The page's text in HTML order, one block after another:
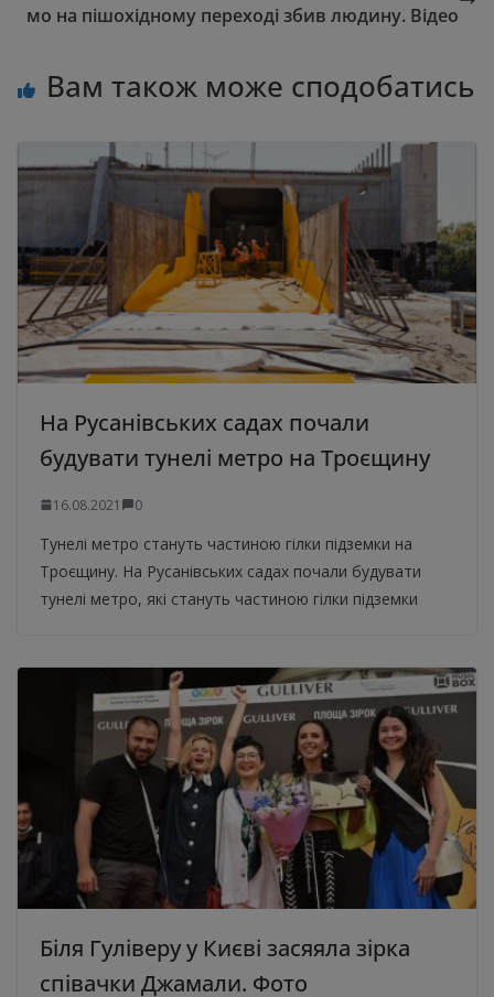
мо на пішохідному переході збив людину. Відео
Вам також може сподобатись
На Русанівських садах почали
будувати тунелі метро на Троєщину
16.08.2021 0
Тунелі метро стануть частиною гілки підземки на
Троєщину. На Русанівських садах почали будувати
тунелі метро, які стануть частиною гілки підземки
Біля Гуліверу у Києві засяяла зірка
співачки Джамали. Фото